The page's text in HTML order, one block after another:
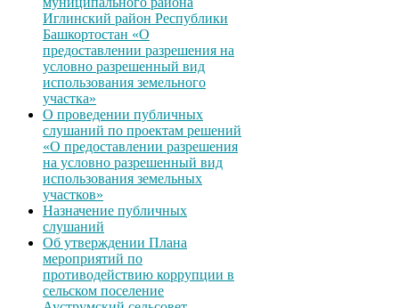
Иглинский район Республики
Башкортостан «О
предоставлении разрешения на
условно разрешенный вид
использования земельного
участка»
О проведении публичных
слушаний по проектам решений
«О предоставлении разрешения
на условно разрешенный вид
использования земельных
участков»
Назначение публичных
слушаний
Об утверждении Плана
мероприятий по
противодействию коррупции в
сельском поселение